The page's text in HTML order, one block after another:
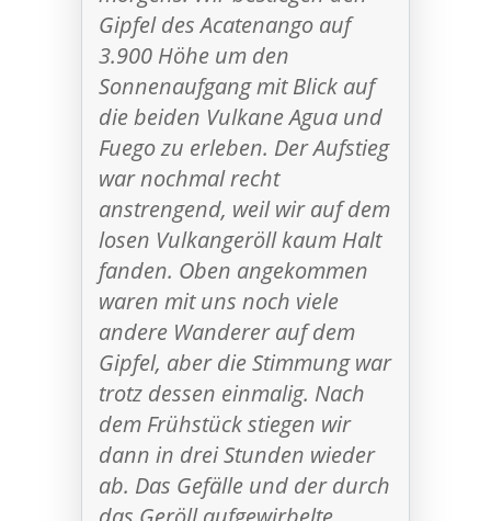
Gipfel des Acatenango auf
3.900 Höhe um den
Sonnenaufgang mit Blick auf
die beiden Vulkane Agua und
Fuego zu erleben. Der Aufstieg
war nochmal recht
anstrengend, weil wir auf dem
losen Vulkangeröll kaum Halt
fanden. Oben angekommen
waren mit uns noch viele
andere Wanderer auf dem
Gipfel, aber die Stimmung war
trotz dessen einmalig. Nach
dem Frühstück stiegen wir
dann in drei Stunden wieder
ab. Das Gefälle und der durch